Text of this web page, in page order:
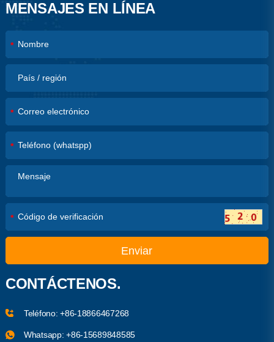
MENSAJES EN LÍNEA
*
*
*
*
Enviar
CONTÁCTENOS.
Teléfono:+86-18866467268
Whatsapp:+86-15689848585